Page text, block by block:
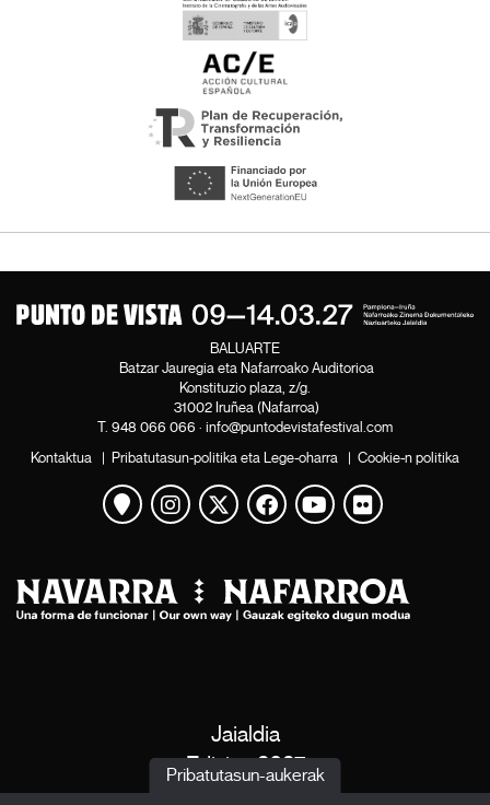
BALUARTE
Batzar Jauregia eta Nafarroako Auditorioa
Konstituzio plaza, z/g.
31002 Iruñea (Nafarroa)
T. 948 066 066 · info@puntodevistafestival.com
Kontaktua | Pribatutasun-politika eta Lege-oharra | Cookie-n politika
Mapa ikusi
Instagram
Twitter
Facebook
Youtube
Flickr
Jaialdia
Edizioa 2027
Pribatutasun-aukerak